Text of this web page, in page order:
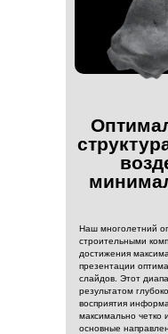
Наш многолетний
строительными
достижения
презентации
слайдов. Этот
результатом
восприятия
максимально четко
основные